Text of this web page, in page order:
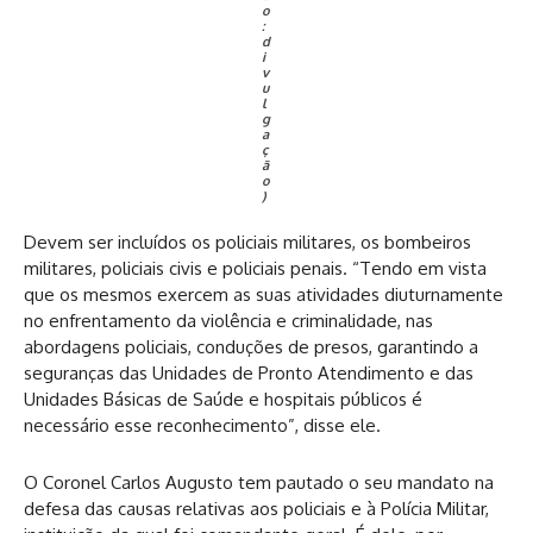
o
:
d
i
v
u
l
g
a
ç
ã
o
)
Devem ser incluídos os policiais militares, os bombeiros
militares, policiais civis e policiais penais. “Tendo em vista
que os mesmos exercem as suas atividades diuturnamente
no enfrentamento da violência e criminalidade, nas
abordagens policiais, conduções de presos, garantindo a
seguranças das Unidades de Pronto Atendimento e das
Unidades Básicas de Saúde e hospitais públicos é
necessário esse reconhecimento”, disse ele.
O Coronel Carlos Augusto tem pautado o seu mandato na
defesa das causas relativas aos policiais e à Polícia Militar,